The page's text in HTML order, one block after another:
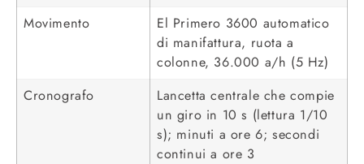
Movimento
El Primero 3600 automatico
di manifattura, ruota a
colonne, 36.000 a/h (5 Hz)
Cronografo
Lancetta centrale che compie
un giro in 10 s (lettura 1/10
s); minuti a ore 6; secondi
continui a ore 3